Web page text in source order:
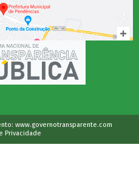
www.governotransparente.com
Privacidade